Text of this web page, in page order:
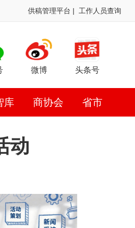
供稿管理平台 | 工作人员查询
微博 头条号
库 商协会 省市
动